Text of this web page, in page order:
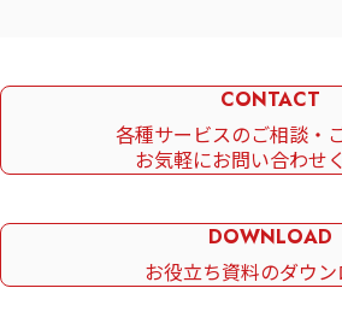
CONTACT
各種サービスのご相談・
お気軽にお問い合わせ
DOWNLOAD
お役立ち資料のダウン